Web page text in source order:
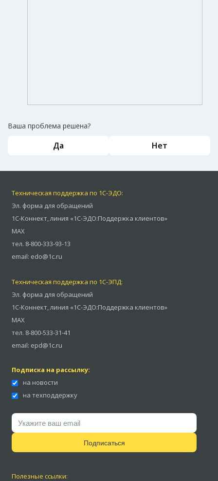
Ваша проблема решена?
Да Нет
Техническая поддержка по 1С-ЭДО:
Эл. форма для обращений
1С-Коннект,линия «1С-ЭДО:Поддержка клиентов»
MAX
тел. 8-800-333-93-13
email: edo@1c.ru
Техническая поддержка по 1С-ЭПД:
Эл. форма для обращений
1С-Коннект,линия «1С-ЭДО:Поддержка клиентов»
MAX
тел. 8-800-533-31-41
email: epd@1c.ru
Подписка на рассылку:
на новости
на техподдержку
Подписаться
Полезные ссылки: